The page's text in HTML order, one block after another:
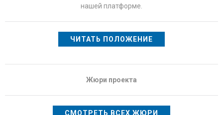
нашей платформе.
ЧИТАТЬ ПОЛОЖЕНИЕ
Жюри проекта
СМОТРЕТЬ ВСЕХ ЖЮРИ